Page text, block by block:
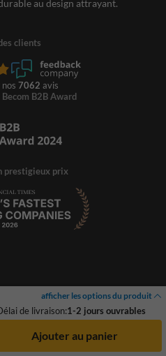
afficher les options du produit
de livraison:1-2 jours ouvrables
au design attrayant.
clients
7062 avis
B2B Award
prestigieux prix
Tous droits réservés.